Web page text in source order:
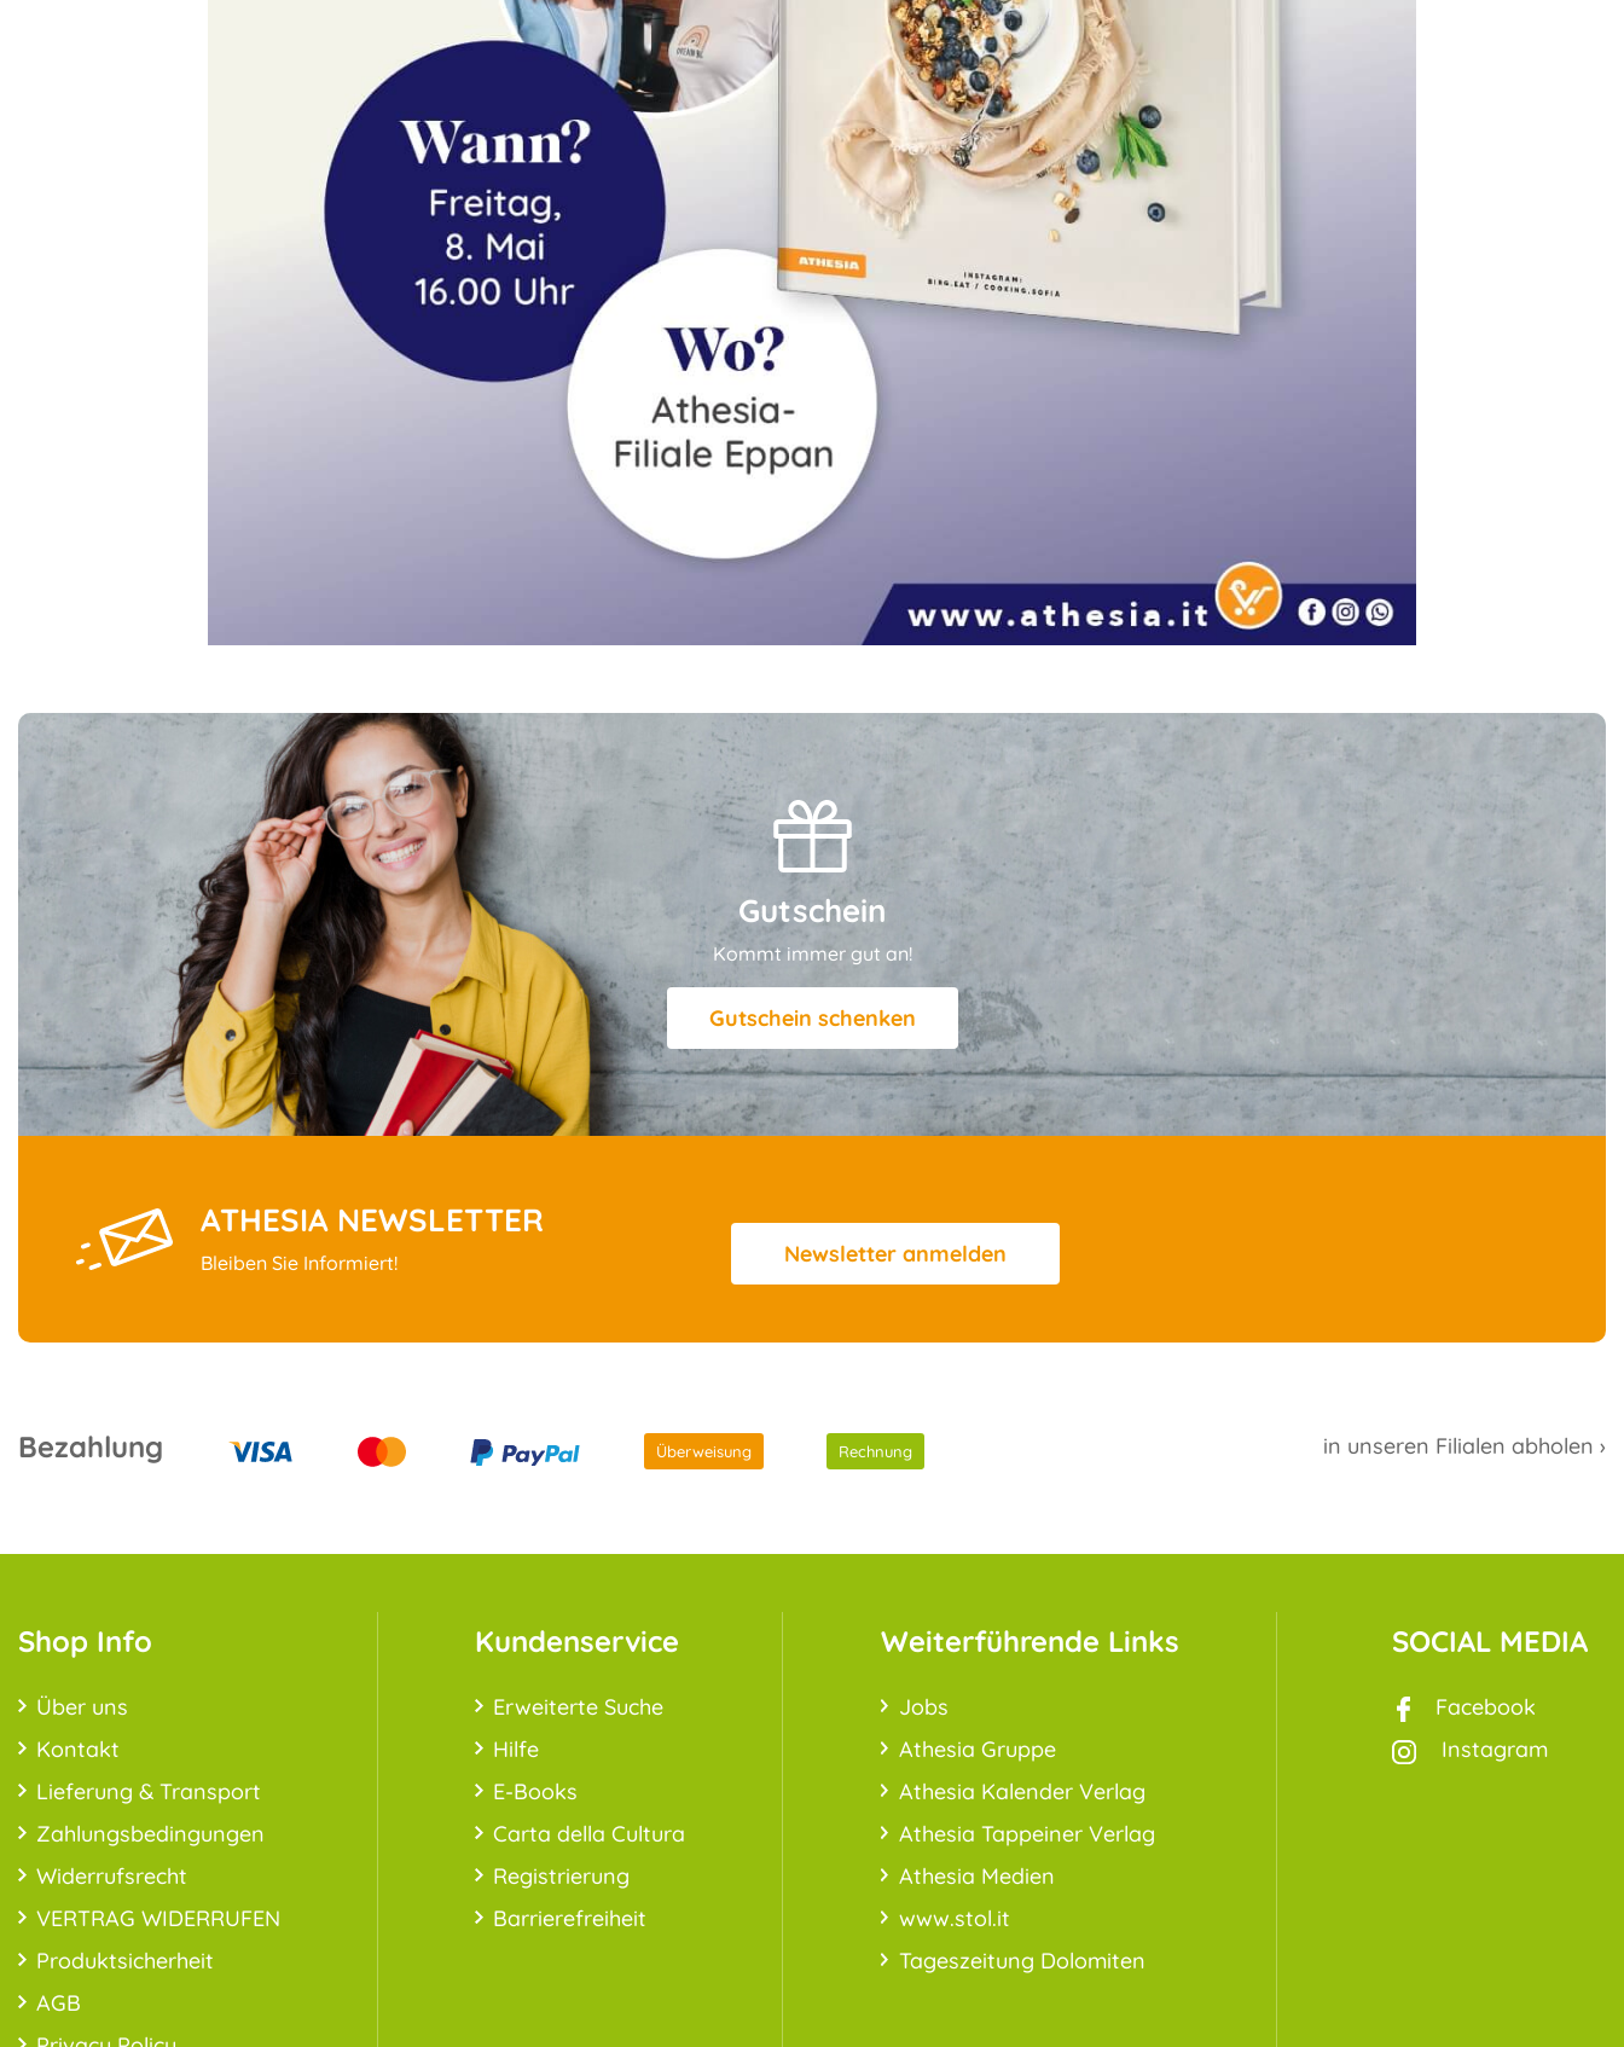
Gutschein
Kommt immer gut an!
Gutschein schenken
ATHESIA NEWSLETTER
Bleiben Sie Informiert! Newsletter anmelden
Bezahlung Überweisung Rechnung in unseren Filialen abholen ›
Shop Info
Über uns
Kontakt
Lieferung & Transport
Zahlungsbedingungen
Widerrufsrecht
VERTRAG WIDERRUFEN
Produktsicherheit
AGB
Kundenservice
Erweiterte Suche
Hilfe
E-Books
Carta della Cultura
Registrierung
Barrierefreiheit
Weiterführende Links
Jobs
Athesia Gruppe
Athesia Kalender Verlag
Athesia Tappeiner Verlag
Athesia Medien
www.stol.it
Tageszeitung Dolomiten
SOCIAL MEDIA
Facebook
Instagram